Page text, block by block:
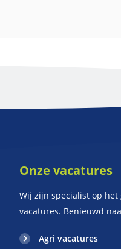
Onze vacatures
Wij zijn specialist op het
vacatures. Benieuwd
Agri vacatures